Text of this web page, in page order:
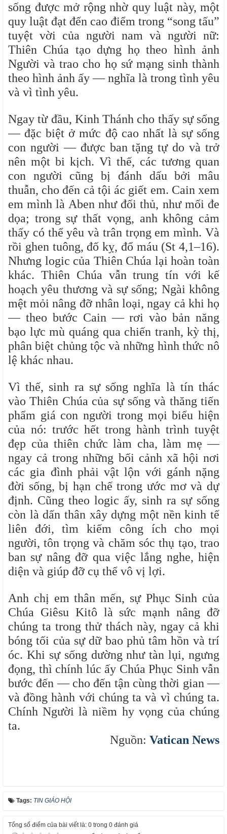
sống được mở rộng nhờ quy luật này, một
quy luật đạt đến cao điểm trong “song tấu”
tuyệt vời của người nam và người nữ:
Thiên Chúa tạo dựng họ theo hình ảnh
Người và trao cho họ sứ mạng sinh thành
theo hình ảnh ấy — nghĩa là trong tình yêu
và vì tình yêu.
Ngay từ đầu, Kinh Thánh cho thấy sự sống
— đặc biệt ở mức độ cao nhất là sự sống
con người — được ban tặng tự do và trở
nên một bi kịch. Vì thế, các tương quan
con người cũng bị đánh dấu bởi mâu
thuẫn, cho đến cả tội ác giết em. Cain xem
em mình là Aben như đối thủ, như mối đe
dọa; trong sự thất vọng, anh không cảm
thấy có thể yêu và trân trọng em mình. Và
rồi ghen tuông, đố kỵ, đổ máu (St 4,1–16).
Nhưng logic của Thiên Chúa lại hoàn toàn
khác. Thiên Chúa vẫn trung tín với kế
hoạch yêu thương và sự sống; Ngài không
mệt mỏi nâng đỡ nhân loại, ngay cả khi họ
— theo bước Cain — rơi vào bản năng
bạo lực mù quáng qua chiến tranh, kỳ thị,
phân biệt chủng tộc và những hình thức nô
lệ khác nhau.
Vì thế, sinh ra sự sống nghĩa là tín thác
vào Thiên Chúa của sự sống và thăng tiến
phẩm giá con người trong mọi biểu hiện
của nó: trước hết trong hành trình tuyệt
đẹp của thiên chức làm cha, làm mẹ —
ngay cả trong những bối cảnh xã hội nơi
các gia đình phải vật lộn với gánh nặng
đời sống, bị hạn chế trong ước mơ và dự
định. Cũng theo logic ấy, sinh ra sự sống
còn là dấn thân xây dựng một nền kinh tế
liên đới, tìm kiếm công ích cho mọi
người, tôn trọng và chăm sóc thụ tạo, trao
ban sự nâng đỡ qua việc lắng nghe, hiện
diện và giúp đỡ cụ thể vô vị lợi.
Anh chị em thân mến, sự Phục Sinh của
Chúa Giêsu Kitô là sức mạnh nâng đỡ
chúng ta trong thử thách này, ngay cả khi
bóng tối của sự dữ bao phủ tâm hồn và trí
óc. Khi sự sống dường như tàn lụi, ngưng
đọng, thì chính lúc ấy Chúa Phục Sinh vẫn
bước đến — cho đến tận cùng thời gian —
và đồng hành với chúng ta và vì chúng ta.
Chính Người là niềm hy vọng của chúng
ta.
Nguồn: Vatican News
Tags: TIN GIÁO HỘI
Tổng số điểm của bài viết là: 0 trong 0 đánh giá